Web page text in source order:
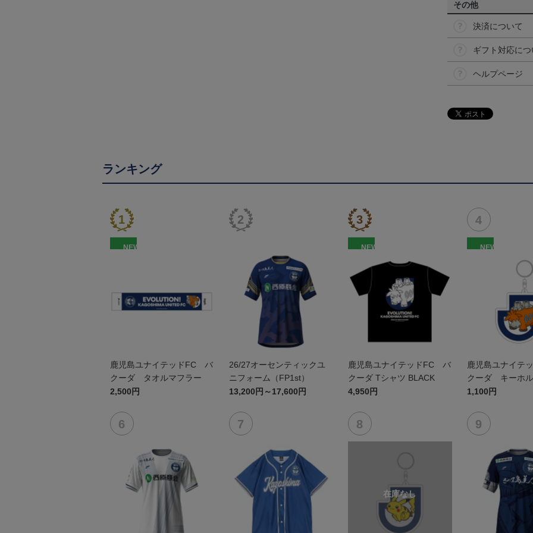
その他
決済について
ギフト対応に
ヘルプページ
ランキング
NEW
鹿児島ユナイテッドFC バ
クーダ タオルマフラー
2,500円
26/27オーセンティックユ
ニフォーム（FP1st）
13,200円～17,600円
NEW
鹿児島ユナイテッドFC バ
クーダ Tシャツ BLACK
4,950円
NEW
鹿児島ユナイテ
クーダ キーホ
1,100円